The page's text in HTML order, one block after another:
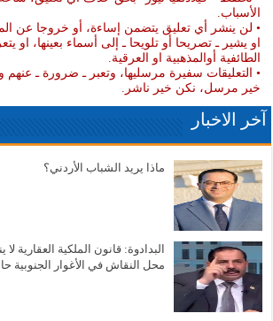
الأسباب.
• لن ينشر أي تعليق يتضمن إساءة، أو خروجا عن
او يشير ـ تصريحا أو تلويحا ـ إلى أسماء بعينها، او
الطائفية أوالمذهبية او العرقية.
• التعليقات سفيرة مرسليها، وتعبر ـ ضرورة ـ
خير مرسل، نكن خير ناشر.
آخر الاخبار
ماذا يريد الشباب الأردني؟
محل النقاش في الأغوار الجنوبية